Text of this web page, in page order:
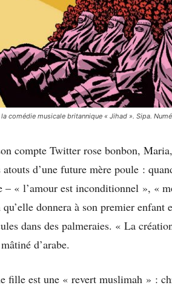
comédie musicale britannique « Jihad ». Sipa.
compte Twitter rose bonbon,
atouts d’une future mère poule :
– « l’amour est inconditionnel », «
donnera à son premier enfant
dans des palmeraies. « La
d’arabe.
fille est une « revert muslimah » :